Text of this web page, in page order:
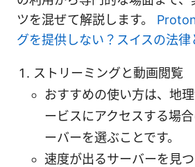
ツを混ぜて解説します。
グを提供しない？スイスの法
ストリーミングと動画閲覧
おすすめの使い方は、地
ービスにアクセスする場
ーバーを選ぶことです。
速度が出るサーバーを見